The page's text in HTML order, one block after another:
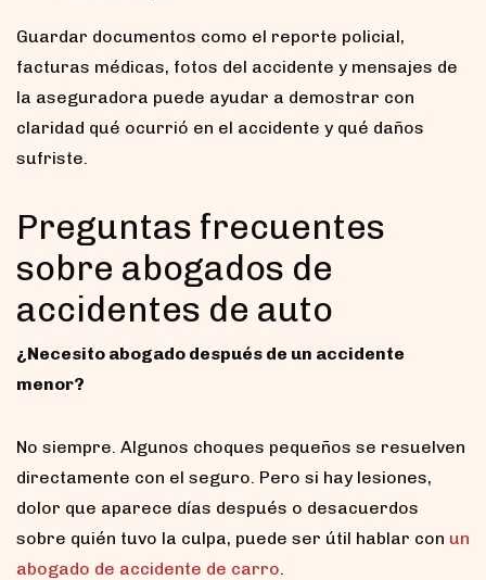
Guardar documentos como el reporte policial,
facturas médicas, fotos del accidente y mensajes de
la aseguradora puede ayudar a demostrar con
claridad qué ocurrió en el accidente y qué daños
sufriste.
Preguntas frecuentes
sobre abogados de
accidentes de auto
¿Necesito abogado después de un accidente
menor?
No siempre. Algunos choques pequeños se resuelven
directamente con el seguro. Pero si hay lesiones,
dolor que aparece días después o desacuerdos
sobre quién tuvo la culpa, puede ser útil hablar con un
abogado de accidente de carro